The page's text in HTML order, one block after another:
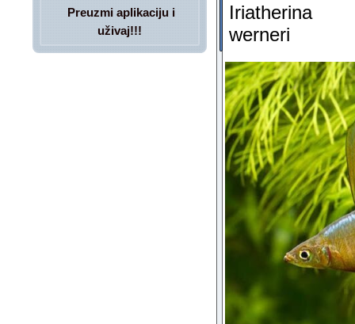
Preuzmi aplikaciju i
uživaj!!!
Iriatherina
werneri